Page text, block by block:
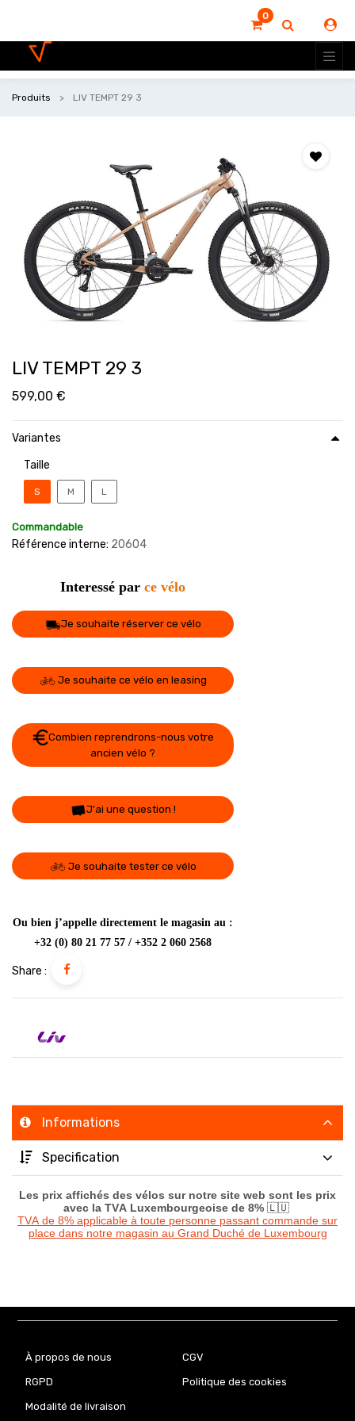
0
Produits LIV TEMPT 29 3
LIV TEMPT 29 3
599,00 €
Variantes
Taille
S M L
Commandable
Référence interne: 20604
Interessé par ce vélo
Je souhaite réserver ce vélo
Je souhaite ce vélo en leasing
Combien reprendrons-nous votre
ancien vélo ?
J'ai une question !
Je souhaite tester ce vélo
Ou bien j’appelle directement le magasin au :
+32 (0) 80 21 77 57 / +352 2 060 2568
Share :
Informations
Specification
Les prix affichés des vélos sur notre site web sont les prix
avec la TVA Luxembourgeoise de 8% 🇱🇺
TVA de 8% applicable à toute personne passant commande sur
place dans notre magasin au Grand Duché de Luxembourg
À propos de nous CGV
RGPD Politique des cookies
Modalité de livraison